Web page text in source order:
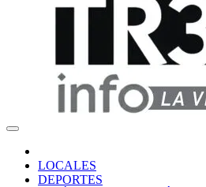
Tresa Info
LOCALES
DEPORTES